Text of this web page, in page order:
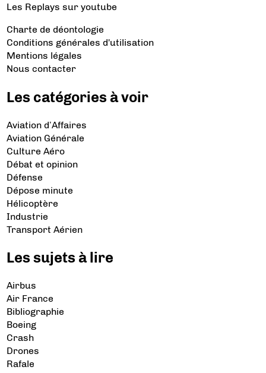
Les Replays sur youtube
Charte de déontologie
Conditions générales d'utilisation
Mentions légales
Nous contacter
Les catégories à voir
Aviation d’Affaires
Aviation Générale
Culture Aéro
Débat et opinion
Défense
Dépose minute
Hélicoptère
Industrie
Transport Aérien
Les sujets à lire
Airbus
Air France
Bibliographie
Boeing
Crash
Drones
Rafale